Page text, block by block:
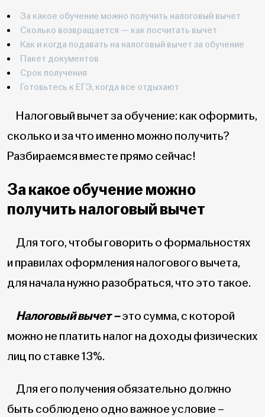
За какое обучение можно получить налоговый вычет
Сколько возвращается — как посчитать вычет
Как и когда подавать на налоговый вычет за обучение
Пакет документов
Срок получения
Готовьтесь к ЕГЭ, когда все отдыхают
Налоговый вычет за обучение: как оформить,
сколько и за что именно можно получить?
Разбираемся вместе прямо сейчас!
За какое обучение можно
получить налоговый вычет
Для того, чтобы говорить о формальностях
и правилах оформления налогового вычета,
для начала нужно разобраться, что это такое.
Налоговый вычет –это сумма, с которой
можно не платить налог на доходы физических
лиц по ставке 13%.
Для его получения обязательно должно
быть соблюдено одно важное условие –